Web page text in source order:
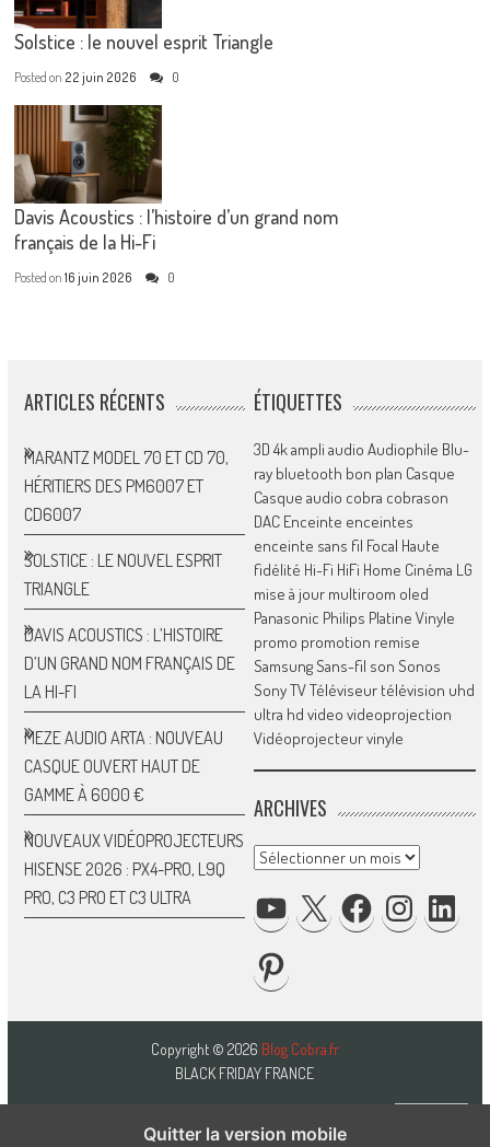
Solstice : le nouvel esprit Triangle
Posted on 22 juin 2026 0
Davis Acoustics : l’histoire d’un grand nom
français de la Hi-Fi
Posted on16 juin 2026 0
ARTICLES RÉCENTS
MARANTZ MODEL 70 ET CD 70,
HÉRITIERS DES PM6007 ET
CD6007
SOLSTICE : LE NOUVEL ESPRIT
TRIANGLE
DAVIS ACOUSTICS : L’HISTOIRE
D’UN GRAND NOM FRANÇAIS DE
LA HI-FI
MEZE AUDIO ARTA : NOUVEAU
CASQUE OUVERT HAUT DE
GAMME À 6000 €
NOUVEAUX VIDÉOPROJECTEURS
HISENSE 2026 : PX4-PRO, L9Q
PRO, C3 PRO ET C3 ULTRA
ÉTIQUETTES
3D 4kampli audio Audiophile Blu-
ray bluetooth bon plan Casque
Casque audio cobra cobrason
DAC Enceinte enceintes
enceinte sans fil Focal Haute
fidélité Hi-Fi HiFi Home Cinéma LG
mise à jour multiroom oled
Panasonic Philips Platine Vinyle
promo promotion remise
SamsungSans-fil son Sonos
SonyTVTéléviseur télévision uhd
ultra hd video videoprojection
Vidéoprojecteurvinyle
ARCHIVES
Archives
YOUTUBE FACEBOOK
Copyright © 2026 Blog Cobra.fr
BLACK FRIDAY FRANCE
Quitter la version mobile